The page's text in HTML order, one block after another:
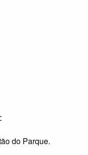
do Parque.